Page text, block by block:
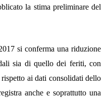
la stima preliminare del
si conferma una riduzione
sia di quello dei feriti, con
ai dati consolidati dello
anche e soprattutto una